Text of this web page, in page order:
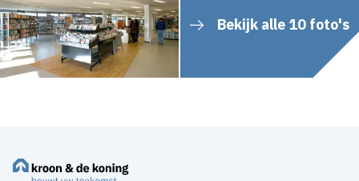
Bekijk alle 10 foto's